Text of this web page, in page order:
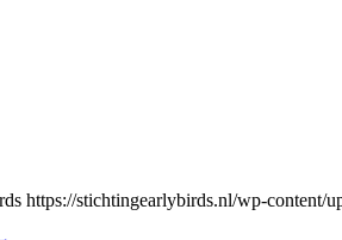
https://stichtingearlybirds.nl/wp-content/